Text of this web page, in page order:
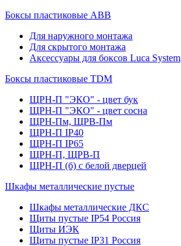
Боксы пластиковые ABB
Для наружного монтажа
Для скрытого монтажа
Аксессуары для боксов Luca System
Боксы пластиковые TDM
ЩРН-П "ЭКО" - цвет бук
ЩРН-П "ЭКО" - цвет сосна
ЩРН-Пм, ЩРВ-Пм
ЩРН-П IP40
ЩРН-П IP65
ЩРН-П, ЩРВ-П
ЩРН-П (б) с белой дверцей
Шкафы металлические пустые
Шкафы металлические ДКС
Щиты пустые IP54 Россия
Щиты ИЭК
Щиты пустые IP31 Россия